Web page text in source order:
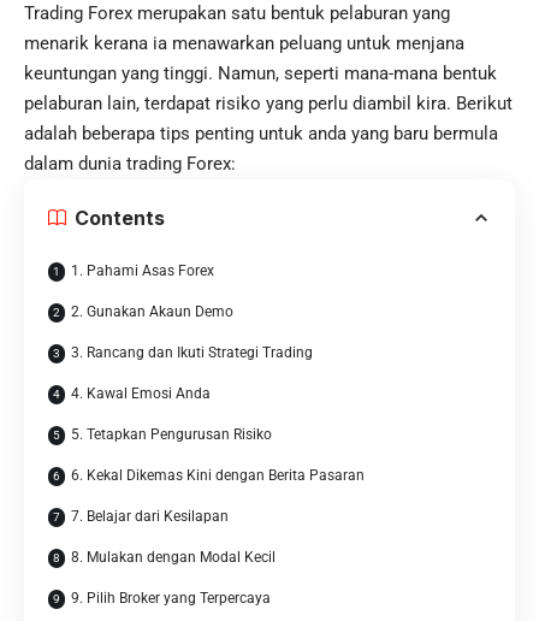
Trading Forex merupakan satu bentuk pelaburan yang
menarik kerana ia menawarkan peluang untuk menjana
keuntungan yang tinggi. Namun, seperti mana-mana bentuk
pelaburan lain, terdapat risiko yang perlu diambil kira. Berikut
adalah beberapa tips penting untuk anda yang baru bermula
dalam dunia trading Forex:
Contents
1. Pahami Asas Forex
2. Gunakan Akaun Demo
3. Rancang dan Ikuti Strategi Trading
4. Kawal Emosi Anda
5. Tetapkan Pengurusan Risiko
6. Kekal Dikemas Kini dengan Berita Pasaran
7. Belajar dari Kesilapan
8. Mulakan dengan Modal Kecil
9. Pilih Broker yang Terpercaya